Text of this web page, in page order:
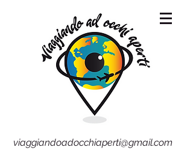
viaggiandoadocchiaperti@gmail.com